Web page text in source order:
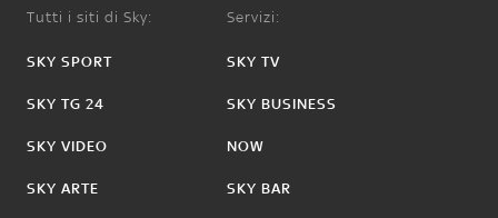
Tutti i siti di Sky:
SKY SPORT
SKY TG 24
SKY VIDEO
SKY ARTE
Servizi:
SKY TV
SKY BUSINESS
NOW
SKY BAR